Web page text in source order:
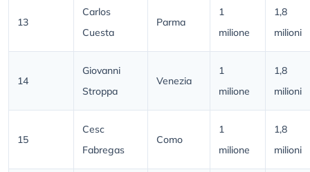
13
Carlos
Cuesta
Parma
1
milione
1,8
milioni
14
Giovanni
Stroppa
Venezia
1
milione
1,8
milioni
15
Cesc
Fabregas
Como
1
milione
1,8
milioni